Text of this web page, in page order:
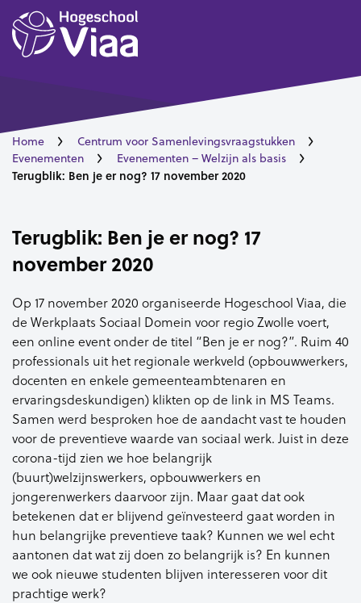
Home
Centrum voor Samenlevingsvraagstukken
Evenementen
Evenementen – Welzijn als basis
Terugblik: Ben je er nog? 17 november 2020
Terugblik: Ben je er nog? 17
november 2020
Op 17 november 2020 organiseerde Hogeschool Viaa, die
de Werkplaats Sociaal Domein voor regio Zwolle voert,
een online event onder de titel “Ben je er nog?”. Ruim 40
professionals uit het regionale werkveld (opbouwwerkers,
docenten en enkele gemeenteambtenaren en
ervaringsdeskundigen) klikten op de link in MS Teams.
Samen werd besproken hoe de aandacht vast te houden
voor de preventieve waarde van sociaal werk. Juist in deze
corona-tijd zien we hoe belangrijk
(buurt)welzijnswerkers, opbouwwerkers en
jongerenwerkers daarvoor zijn. Maar gaat dat ook
betekenen dat er blijvend geïnvesteerd gaat worden in
hun belangrijke preventieve taak? Kunnen we wel echt
aantonen dat wat zij doen zo belangrijk is? En kunnen
we ook nieuwe studenten blijven interesseren voor dit
prachtige werk?